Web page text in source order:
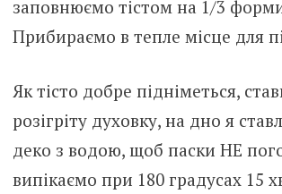
заповнюємо тістом на 1/3
Прибираємо в тепле місце для
Як тісто добре підніметься,
розігріту духовку, на дно я
деко з водою, щоб паски НЕ
випікаємо при 180 градусах 15